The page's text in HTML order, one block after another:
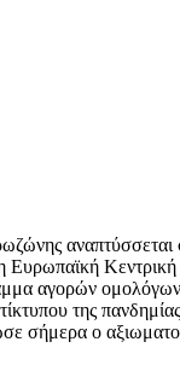
Ευρωπαϊκή
αγορών ομολόγων
της
σήμερα ο